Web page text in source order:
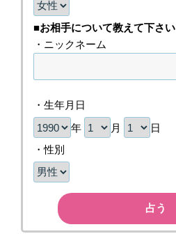
■お相手について教えて下さい
・ニックネーム
・生年月日
年
月
日
・性別
占う